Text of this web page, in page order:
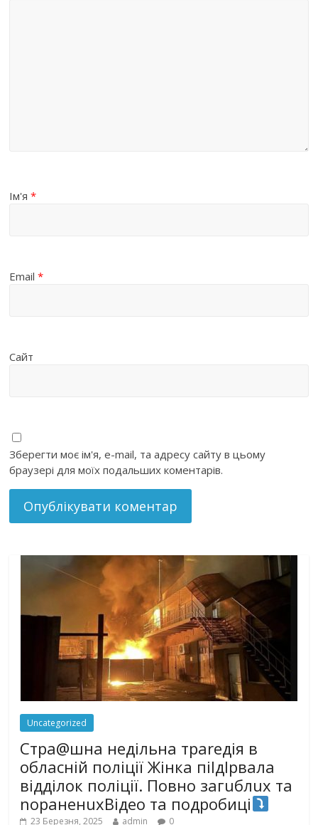
Ім'я*
Email*
Сайт
Зберегти моє ім'я, e-mail, та адресу сайту в цьому
браузері для моїх подальших коментарів.
Uncategorized
Стра@шна недільна траrедія в
обласній поліції Жінка піlдlрвала
відділок поліції. Повно загuблuх та
nораненuхВідео та подробиці
23 Березня, 2025 admin 0